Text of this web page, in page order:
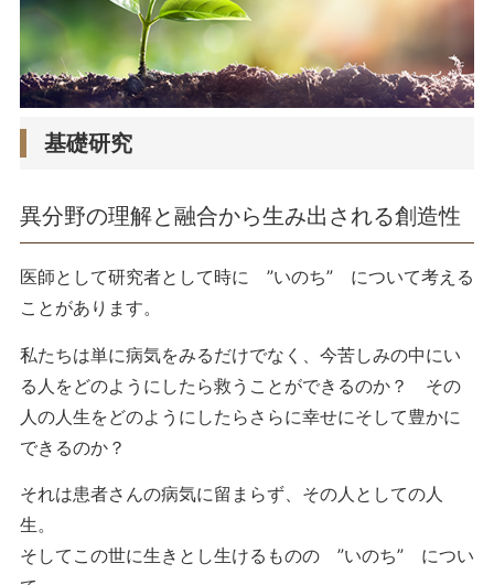
基礎研究
異分野の理解と融合から生み出される創造性
医師として研究者として時に ”いのち” について考える
ことがあります。
私たちは単に病気をみるだけでなく、今苦しみの中にい
る人をどのようにしたら救うことができるのか？ その
人の人生をどのようにしたらさらに幸せにそして豊かに
できるのか？
それは患者さんの病気に留まらず、その人としての人
生。
そしてこの世に生きとし生けるものの ”いのち” につい